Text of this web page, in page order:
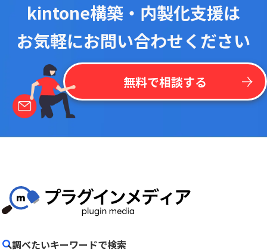
kintone構築・内製化支援は
お気軽にお問い合わせください
無料で相談する
調べたいキーワードで検索